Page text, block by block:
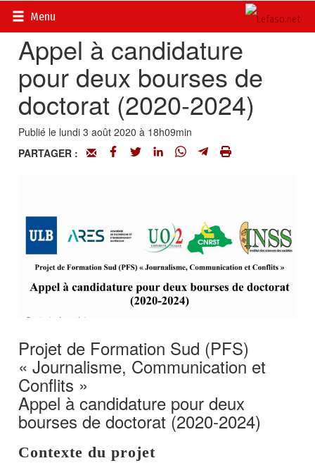
Menu
Accueil> Stages, bourses, formation
Appel à candidature
pour deux bourses de
doctorat (2020-2024)
Publié le lundi 3 août 2020 à 18h09min
PARTAGER :
Projet de Formation Sud (PFS)
« Journalisme, Communication et
Conflits »
Appel à candidature pour deux
bourses de doctorat (2020-2024)
Contexte du projet